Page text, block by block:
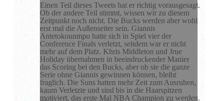
Einen Teil dieses Tweets hat er richtig vorausgesagt.
Ob der andere Teil stimmt, wissen wir zu diesem
Zeitpunkt noch nicht. Die Bucks werden aber wohl
erst mal die Außenseiter sein. Giannis
Antetokounmpo hatte sich in Spiel vier der
Conference Finals verletzt, seitdem war er nicht
mehr auf dem Platz. Khris Middleton und Jrue
Holiday übernahmen in beeindruckender Manier
das Scoring bei den Bucks, aber ob sie die ganze
Serie ohne Giannis gewinnen können, bleibt
fraglich. Die Suns hatten mehr Zeit zum Ausruhen,
kaum Verletzte und sind bis in die Haarspitzen
motiviert, das erste Mal NBA Champion zu werden.